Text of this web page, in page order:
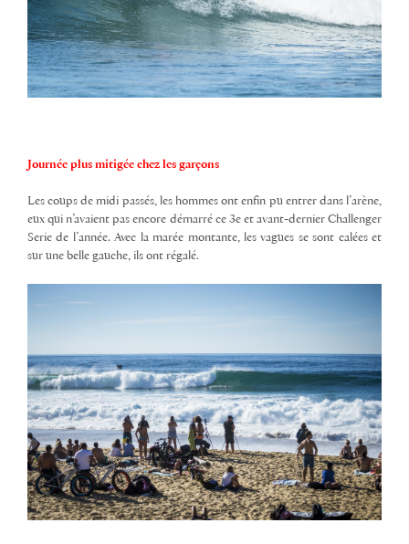
Journée plus mitigée chez les garçons
Les coups de midi passés, les hommes ont enfin pu entrer dans l’arène,
eux qui n’avaient pas encore démarré ce 3e et avant-dernier Challenger
Serie de l’année. Avec la marée montante, les vagues se sont calées et
sur une belle gauche, ils ont régalé.